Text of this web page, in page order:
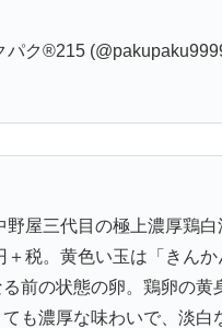
ク®215
野屋三代目の極上濃厚鶏白
＋税。黄色い玉は「きん
前の状態の卵。鶏卵の黄
ても濃厚な味わいで、淡白